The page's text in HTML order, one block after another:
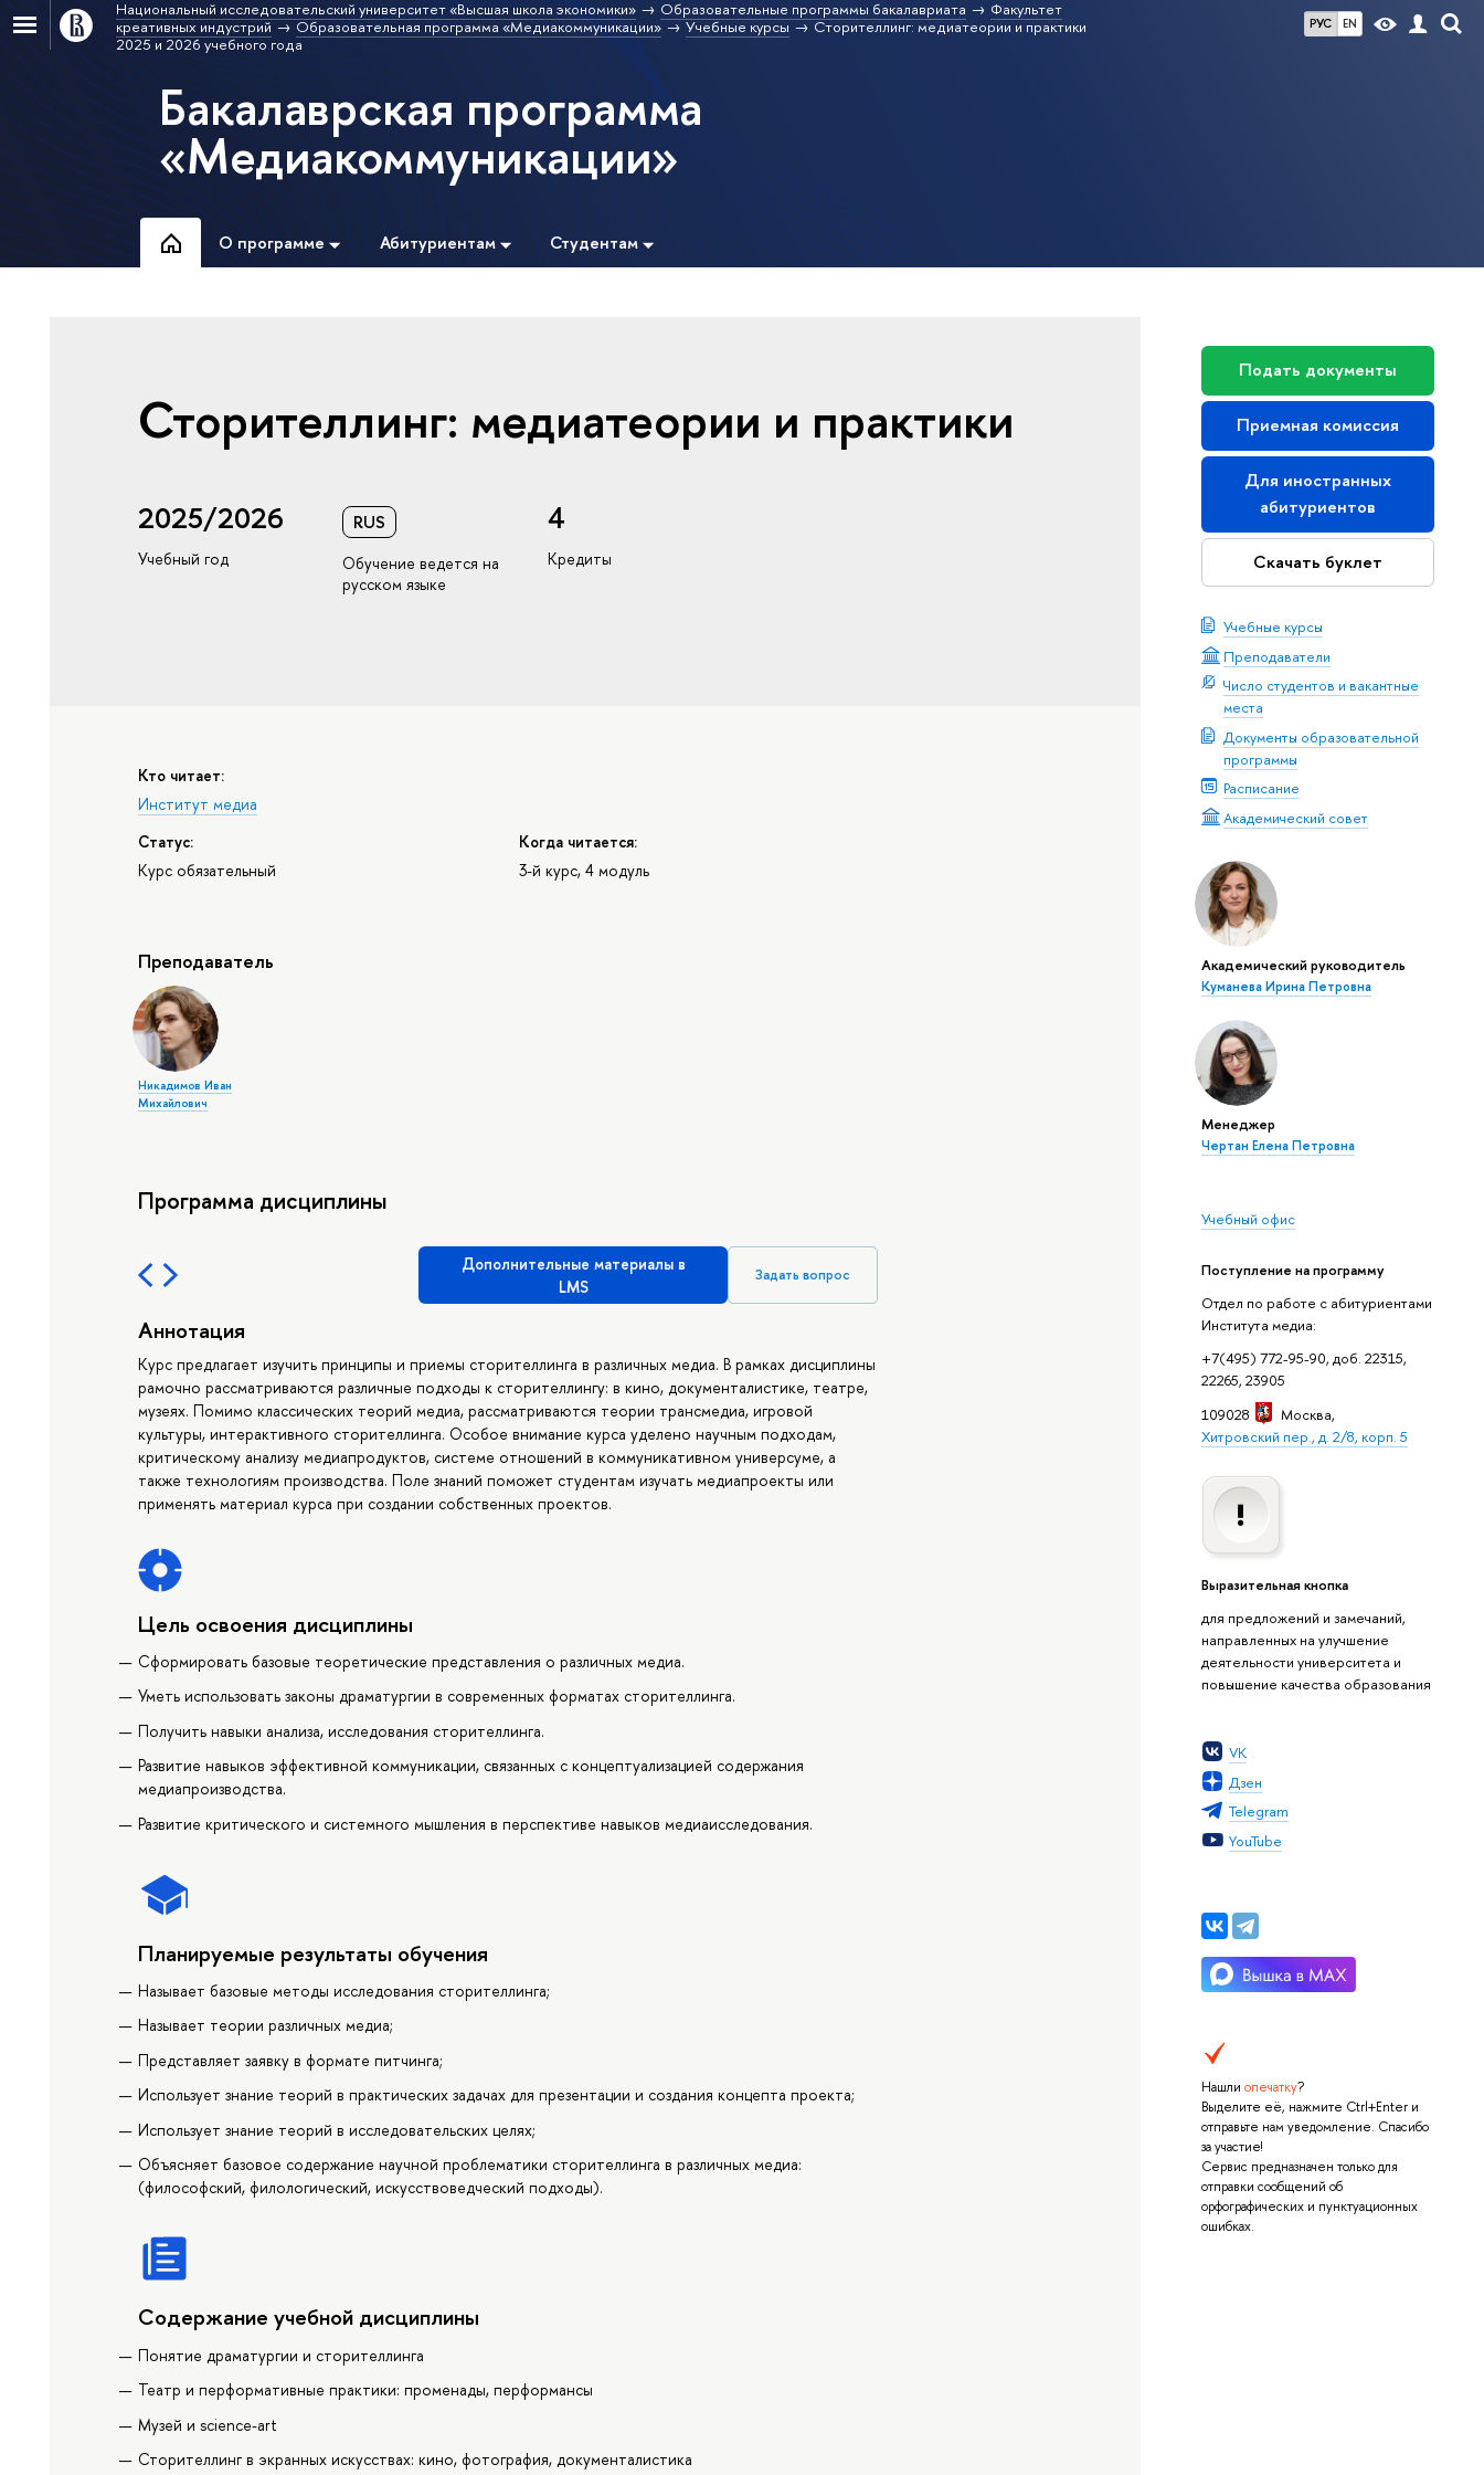
РУС EN
Национальный исследовательский университет «Высшая школа экономики» Образовательные программы бакалавриата
Факультет
креативных индустрий
Образовательная программа «Медиакоммуникации» Учебные курсы
Сторителлинг: медиатеории и практики
2025 и 2026 учебного года
Бакалаврская программа
«Медиакоммуникации»
О программе Абитуриентам Студентам
Подать документы
Приемная комиссия
Для иностранных
абитуриентов
Скачать буклет
Учебные курсы
Преподаватели
Число студентов и вакантные
места
Документы образовательной
программы
Расписание
Академический совет
Академический руководитель
Куманева Ирина Петровна
Менеджер
Чертан Елена Петровна
Учебный офис
Поступление на программу
Отдел по работе с абитуриентами
Института медиа:
+7(495) 772-95-90, доб. 22315,
22265, 23905
109028
Москва,
Хитровский пер., д. 2/8, корп. 5
Выразительная кнопка
для предложений и замечаний,
направленных на улучшение
деятельности университета и
повышение качества образования
VK
Дзен
Telegram
YouTube
Нашли опечатку?
Выделите её, нажмите Ctrl+Enter и
отправьте нам уведомление. Спасибо
за участие!
Сервис предназначен только для
отправки сообщений об
орфографических и пунктуационных
ошибках.
Сторителлинг: медиатеории и практики
2025/2026
Учебный год
RUS
Обучение ведется на
русском языке
4
Кредиты
Кто читает:
Институт медиа
Статус:
Курс обязательный
Когда читается:
3-й курс, 4 модуль
Преподаватель
Никадимов Иван
Михайлович
Программа дисциплины
Дополнительные материалы в
LMS
Задать вопрос
Аннотация
Курс предлагает изучить принципы и приемы сторителлинга в различных медиа. В рамках дисциплины
рамочно рассматриваются различные подходы к сторителлингу: в кино, документалистике, театре,
музеях. Помимо классических теорий медиа, рассматриваются теории трансмедиа, игровой
культуры, интерактивного сторителлинга. Особое внимание курса уделено научным подходам,
критическому анализу медиапродуктов, системе отношений в коммуникативном универсуме, а
также технологиям производства. Поле знаний поможет студентам изучать медиапроекты или
применять материал курса при создании собственных проектов.
Цель освоения дисциплины
Сформировать базовые теоретические представления о различных медиа.
Уметь использовать законы драматургии в современных форматах сторителлинга.
Получить навыки анализа, исследования сторителлинга.
Развитие навыков эффективной коммуникации, связанных с концептуализацией содержания
медиапроизводства.
Развитие критического и системного мышления в перспективе навыков медиаисследования.
Планируемые результаты обучения
Называет базовые методы исследования сторителлинга;
Называет теории различных медиа;
Представляет заявку в формате питчинга;
Использует знание теорий в практических задачах для презентации и создания концепта проекта;
Использует знание теорий в исследовательских целях;
Объясняет базовое содержание научной проблематики сторителлинга в различных медиа:
(философский, филологический, искусствоведческий подходы).
Содержание учебной дисциплины
Понятие драматургии и сторителлинга
Театр и перформативные практики: променады, перформансы
Музей и science-art
Сторителлинг в экранных искусствах: кино, фотография, документалистика